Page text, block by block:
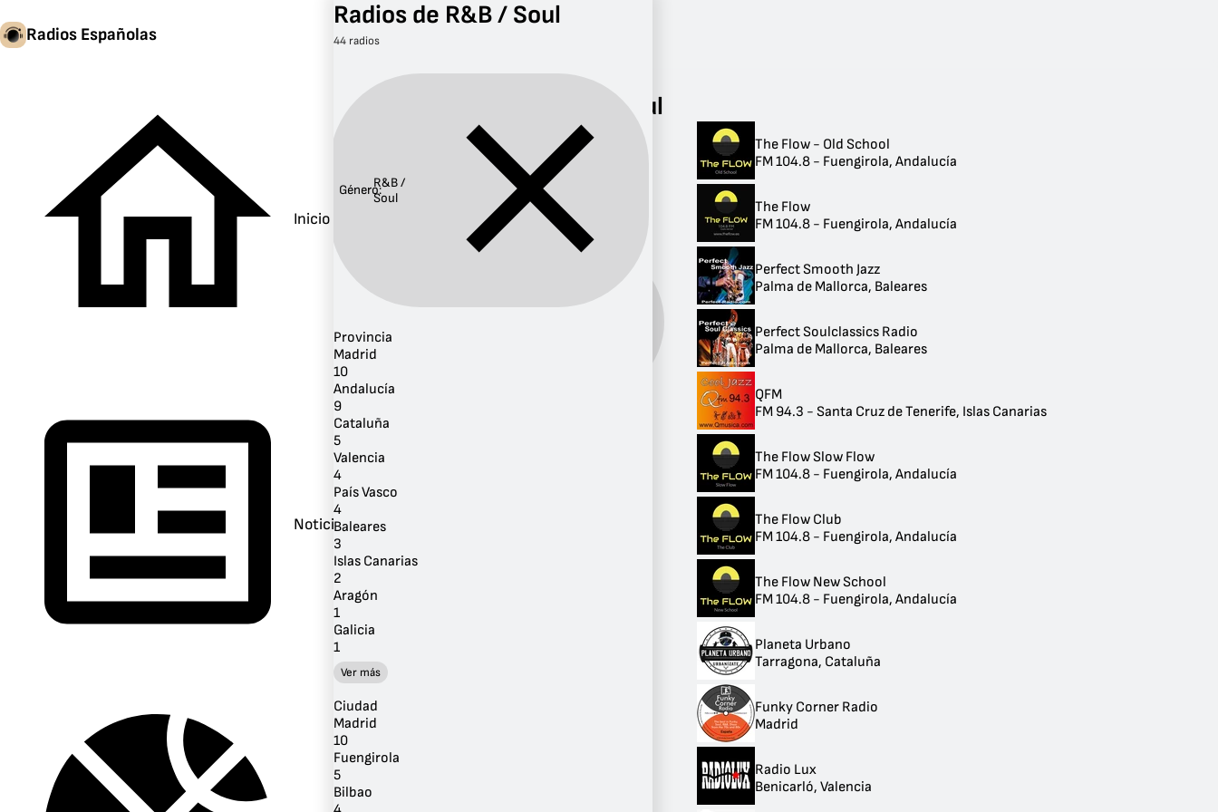
Radios Españolas
Inicio
Noticias
Radios de R&B / Soul
Radios de R&B /
Soul
44 radios
R&B
The Flow - Old School
FM 104.8 - Fuengirola, Andalucía
The Flow
FM 104.8 - Fuengirola, Andalucía
Perfect Smooth Jazz
Palma de Mallorca, Baleares
Perfect Soulclassics Radio
Palma de Mallorca, Baleares
QFM
FM 94.3 - Santa Cruz de Tenerife, Islas Canarias
The Flow Slow Flow
FM 104.8 - Fuengirola, Andalucía
The Flow Club
FM 104.8 - Fuengirola, Andalucía
The Flow New School
FM 104.8 - Fuengirola, Andalucía
Planeta Urbano
Tarragona, Cataluña
Funky Corner Radio
Madrid
Radio Lux
Benicarló, Valencia
Radios de R&B / Soul
44 radios
Género:R&B /
Soul
Provincia
Madrid
10
Andalucía
9
Cataluña
5
Valencia
4
País Vasco
4
Baleares
3
Islas Canarias
2
Aragón
1
Galicia
1
Ver más
Ciudad
Madrid
10
Fuengirola
5
Bilbao